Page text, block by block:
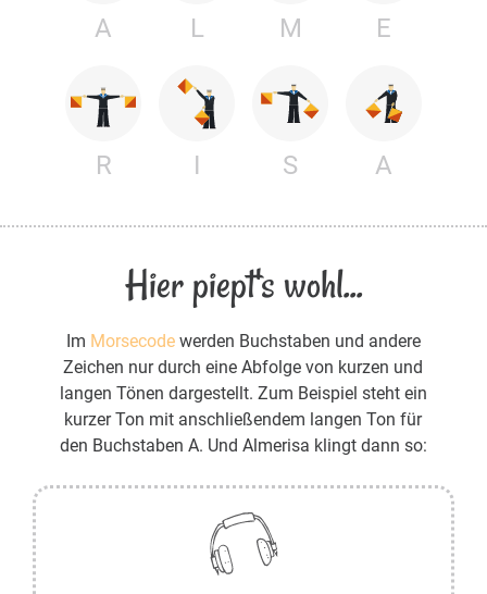
A L M E
R I S A
Hier piept's wohl...
Im Morsecodewerden Buchstaben und andere
Zeichen nur durch eine Abfolge von kurzen und
langen Tönen dargestellt. Zum Beispiel steht ein
kurzer Ton mit anschließendem langen Ton für
den Buchstaben A. Und Almerisa klingt dann so: